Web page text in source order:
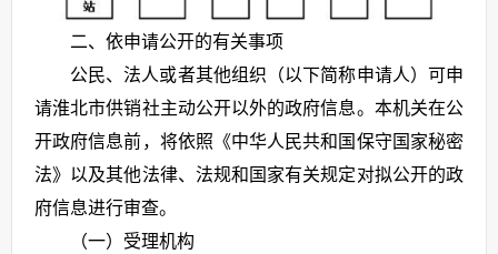
二、依申请公开的有关事项
公民、法人或者其他组织（以下简称申请人）可申
请淮北市供销社主动公开以外的政府信息。本机关在公
开政府信息前，将依照《中华人民共和国保守国家秘密
法》以及其他法律、法规和国家有关规定对拟公开的政
府信息进行审查。
（一）受理机构